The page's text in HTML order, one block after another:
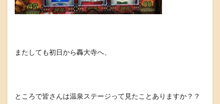
またしても初日から轟大寺へ、
ところで皆さんは温泉ステージって見たことありますか？？